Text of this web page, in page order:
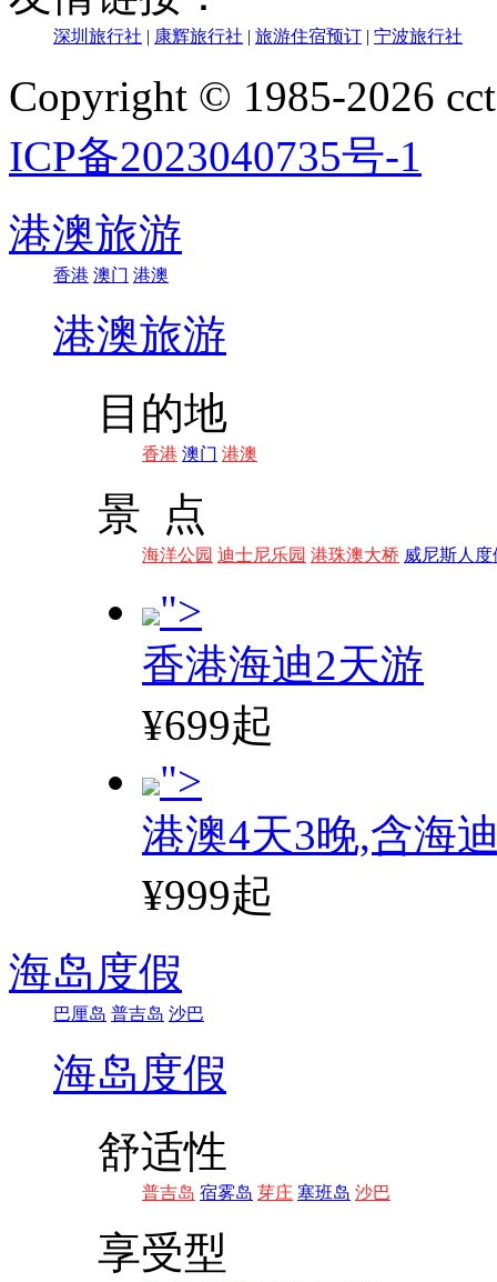
深圳旅行社 | 康辉旅行社 | 旅游住宿预订 | 宁波旅行社
Copyright © 1985-2026
ICP备2023040735号-1
港澳旅游
香港 澳门 港澳
港澳旅游
目的地
香港 澳门 港澳
景 点
海洋公园 迪士尼乐园 港珠澳大桥 威尼斯人度
">
香港海迪2天游
¥699起
">
港澳4天3晚,含海
¥999起
海岛度假
巴厘岛 普吉岛 沙巴
海岛度假
舒适性
普吉岛 宿雾岛 芽庄 塞班岛 沙巴
享受型